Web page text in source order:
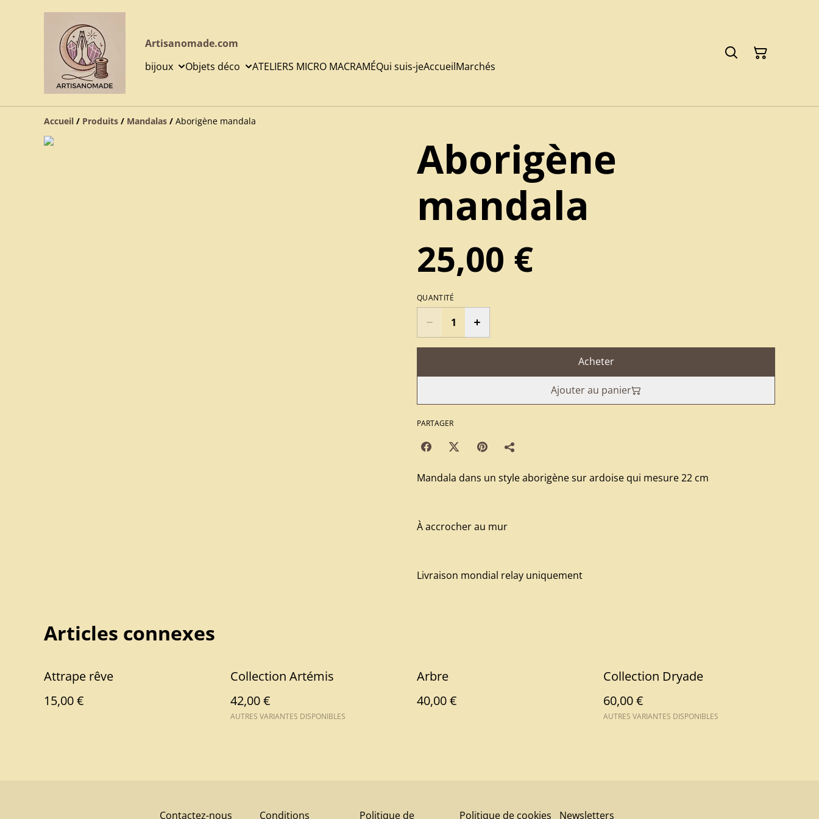
Artisanomade.com
bijoux
Objets déco ATELIERS MICRO MACRAMÉQui suis-jeAccueilMarchés
Accueil / Produits / Mandalas / Aborigène mandala
Aborigène
mandala
25,00 €
QUANTITÉ
Acheter
Ajouter au panier
PARTAGER
Mandala dans un style aborigène sur ardoise qui mesure 22 cm
À accrocher au mur
Livraison mondial relay uniquement
Articles connexes
Attrape rêve
15,00 €
Collection Artémis
42,00 €
AUTRES VARIANTES DISPONIBLES
Arbre
40,00 €
Collection Dryade
60,00 €
AUTRES VARIANTES DISPONIBLES
Contactez-nous Conditions Politique de Politique de cookies Newsletters